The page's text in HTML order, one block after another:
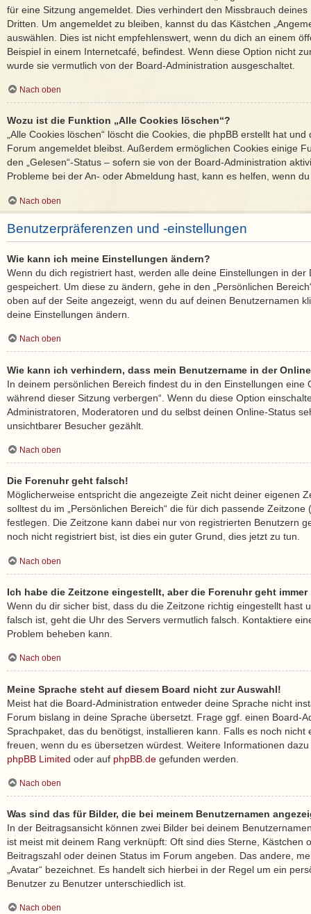
für eine Sitzung angemeldet. Dies verhindert den Missbrauch
Dritten. Um angemeldet zu bleiben, kannst du das Kästchen
auswählen. Dies ist nicht empfehlenswert, wenn du dich an einem
Beispiel in einem Internetcafé, befindest. Wenn diese Option nicht
wurde sie vermutlich von der Board-Administration ausgeschaltet.
Nach oben
Wozu ist die Funktion „Alle Cookies löschen“?
„Alle Cookies löschen“ löscht die Cookies, die phpBB erstellt hat
Forum angemeldet bleibst. Außerdem ermöglichen Cookies einige
den „Gelesen“-Status – sofern sie von der Board-Administration
Probleme bei der An- oder Abmeldung hast, kann es helfen, wenn
Nach oben
Benutzerpräferenzen und -einstellungen
Wie kann ich meine Einstellungen ändern?
Wenn du dich registriert hast, werden alle deine Einstellungen in der
gespeichert. Um diese zu ändern, gehe in den „Persönlichen
oben auf der Seite angezeigt, wenn du auf deinen Benutzernamen
deine Einstellungen ändern.
Nach oben
Wie kann ich verhindern, dass mein Benutzername in der
In deinem persönlichen Bereich findest du in den Einstellungen eine
während dieser Sitzung verbergen“. Wenn du diese Option
Administratoren, Moderatoren und du selbst deinen Online-Status
unsichtbarer Besucher gezählt.
Nach oben
Die Forenuhr geht falsch!
Möglicherweise entspricht die angezeigte Zeit nicht deiner eigenen
solltest du im „Persönlichen Bereich“ die für dich passende
festlegen. Die Zeitzone kann dabei nur von registrierten Benutzern
noch nicht registriert bist, ist dies ein guter Grund, dies jetzt zu tun.
Nach oben
Ich habe die Zeitzone eingestellt, aber die Forenuhr geht
Wenn du dir sicher bist, dass du die Zeitzone richtig eingestellt hast
falsch ist, geht die Uhr des Servers vermutlich falsch. Kontaktiere
Problem beheben kann.
Nach oben
Meine Sprache steht auf diesem Board nicht zur Auswahl!
Meist hat die Board-Administration entweder deine Sprache nicht
Forum bislang in deine Sprache übersetzt. Frage ggf. einen Board-
Sprachpaket, das du benötigst, installieren kann. Falls es noch nicht
freuen, wenn du es übersetzen würdest. Weitere Informationen
phpBB Limited oder auf phpBB.de gefunden werden.
Nach oben
Was sind das für Bilder, die bei meinem Benutzernamen
In der Beitragsansicht können zwei Bilder bei deinem
ist meist mit deinem Rang verknüpft: Oft sind dies Sterne, Kästchen
Beitragszahl oder deinen Status im Forum angeben. Das andere,
„Avatar“ bezeichnet. Es handelt sich hierbei in der Regel um ein
Benutzer zu Benutzer unterschiedlich ist.
Nach oben